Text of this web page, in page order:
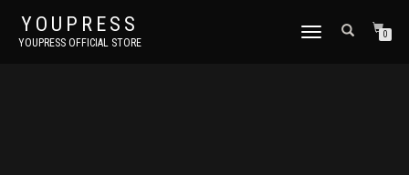
YOUPRESS
YOUPRESS OFFICIAL STORE
ナ
0